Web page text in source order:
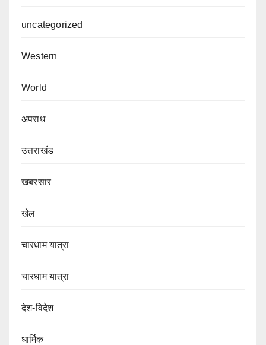
uncategorized
Western
World
अपराध
उत्तराखंड
खबरसार
खेल
चारधाम यात्रा
चारधाम यात्रा
देश-विदेश
धार्मिक